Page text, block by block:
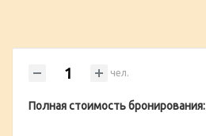
чел.
Полная стоимость бронирования: